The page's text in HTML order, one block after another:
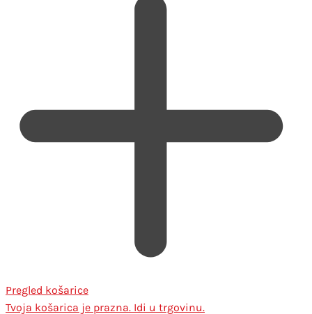
Pregled košarice
Tvoja košarica je prazna. Idi u trgovinu.